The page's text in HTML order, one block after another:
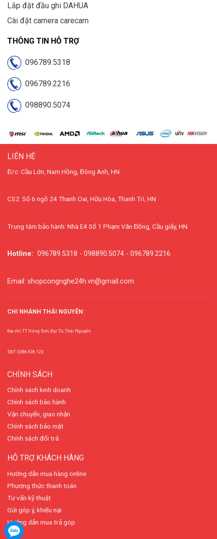
Lắp đặt đầu ghi DAHUA
Cài đặt camera carecam
THÔNG TIN HỖ TRỢ
096789.5318
096789.2216
098890.5074
LIÊN HỆ
Đ/c: Cầu Lớn, Nam Hồng, Đông Anh, HN
CS2: Số 6 ngõ 24 Thanh Oai, Hữu Hòa, Thanh Trì, HN
Trung tâm bảo hành: Nhà E4 Số 1 Phạm Văn Đồng, Cầu giấy, HN
Hotline: 096789.5318 - 098890.5074 - 096789.2216
Email: shopcongnghe24h.vn@gmail.com
CHI NHÁNH THÁI NGUYÊN:
Địa chỉ: TT Hùng Sơn, Đại Từ, Thái Nguyên
SĐT: 0386 636 123
CHÍNH SÁCH
Chính sách kinh doanh
Chính sách bảo hành
Vận chuyển, giao nhận
Chính sách bảo mật
Chính sách đổi trả
HỖ TRỢ KHÁCH HÀNG
Hướng dẫn mua hàng online
Phương thức thanh toán
Tư vấn kỹ thuật
Gửi góp ý, khiếu nại
Hướng dẫn mua trả góp